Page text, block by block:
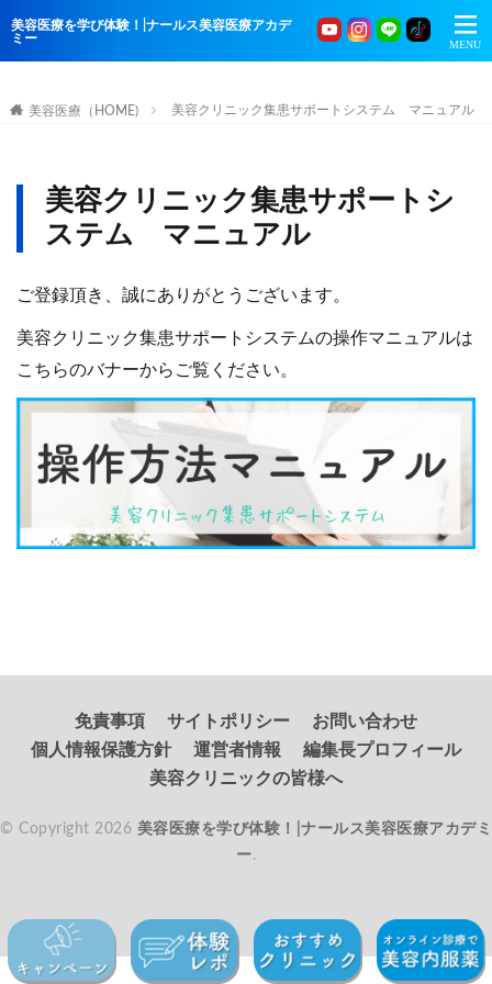
美容医療を学び体験！|ナールス美容医療アカデ
ミー
美容医療（HOME) 美容クリニック集患サポートシステム マニュアル
美容クリニック集患サポートシ
ステム マニュアル
ご登録頂き、誠にありがとうございます。
美容クリニック集患サポートシステムの操作マニュアルは
こちらのバナーからご覧ください。
免責事項 サイトポリシー
お問い合わせ
個人情報保護方針
運営者情報
編集長プロフィール
美容クリニックの皆様へ
© Copyright 2026 美容医療を学び体験！|ナールス美容医療アカデミ
ー.